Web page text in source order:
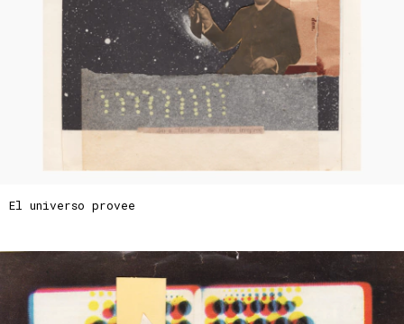
El universo provee